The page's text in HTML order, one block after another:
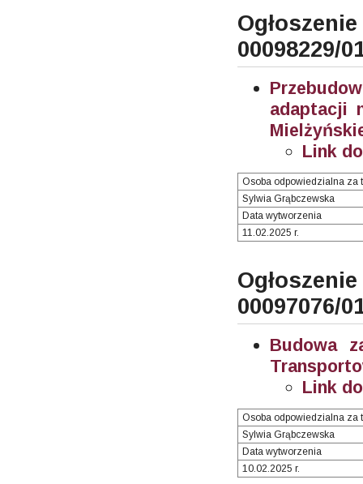
00098229/
adaptacji
Link
Osoba odpowiedzialna za
Sylwia Grąbczewska
Data wytworzenia
11.02.2025 r.
00097076/
Budowa
Link
Osoba odpowiedzialna za
Sylwia Grąbczewska
Data wytworzenia
10.02.2025 r.